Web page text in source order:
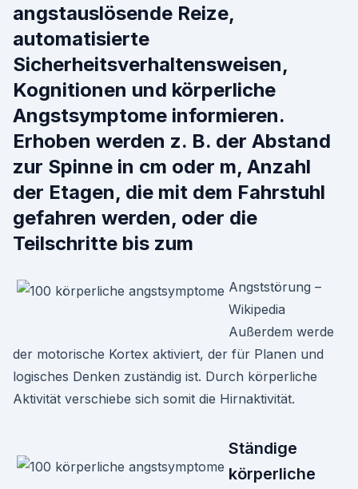
angstauslösende Reize,
automatisierte
Sicherheitsverhaltensweisen,
Kognitionen und körperliche
Angstsymptome informieren.
Erhoben werden z. B. der Abstand
zur Spinne in cm oder m, Anzahl
der Etagen, die mit dem Fahrstuhl
gefahren werden, oder die
Teilschritte bis zum
Angststörung –
Wikipedia
Außerdem werde
der motorische Kortex aktiviert, der für Planen und
logisches Denken zuständig ist. Durch körperliche
Aktivität verschiebe sich somit die Hirnaktivität.
Ständige
körperliche